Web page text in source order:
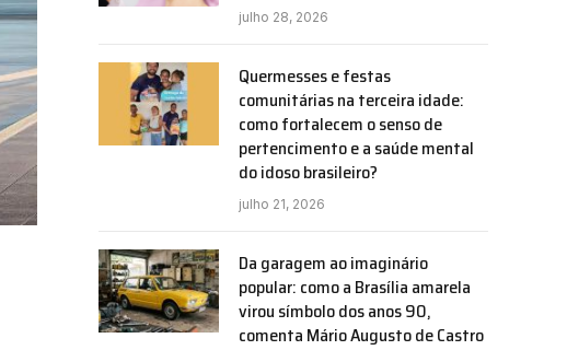
julho 28, 2026
Quermesses e festas
comunitárias na terceira idade:
como fortalecem o senso de
pertencimento e a saúde mental
do idoso brasileiro?
julho 21, 2026
Da garagem ao imaginário
popular: como a Brasília amarela
virou símbolo dos anos 90,
comenta Mário Augusto de Castro